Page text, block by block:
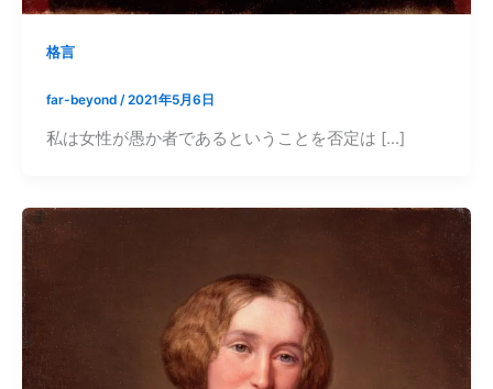
格言
far-beyond /2021年5月6日
私は女性が愚か者であるということを否定は […]